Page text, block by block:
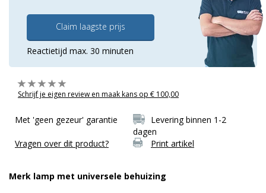
Claim laagste prijs
Reactietijd max. 30 minuten
Schrijf je eigen review en maak kans op € 100,00
Met 'geen gezeur' garantie
Levering binnen 1-2
dagen
Vragen over dit product?
Print artikel
Merk lamp met universele behuizing